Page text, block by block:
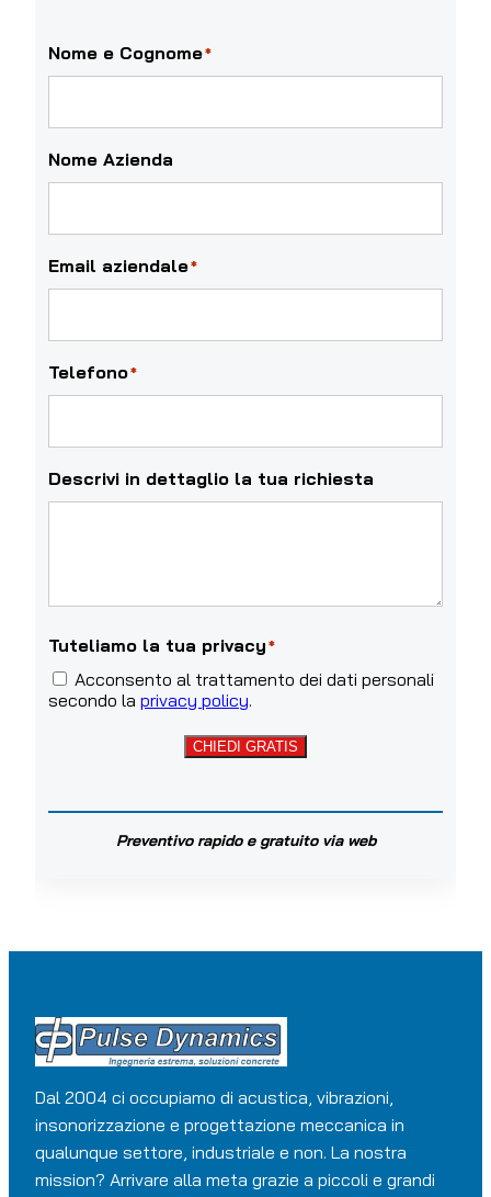
Nome e Cognome*
Nome Azienda
Email aziendale*
Telefono*
Descrivi in dettaglio la tua richiesta
Tuteliamo la tua privacy*
Acconsento al trattamento dei dati personali
secondo la privacy policy.
CHIEDI GRATIS
Preventivo rapido e gratuito via web
Dal 2004 ci occupiamo di acustica, vibrazioni,
insonorizzazione e progettazione meccanica in
qualunque settore, industriale e non. La nostra
mission? Arrivare alla meta grazie a piccoli e grandi